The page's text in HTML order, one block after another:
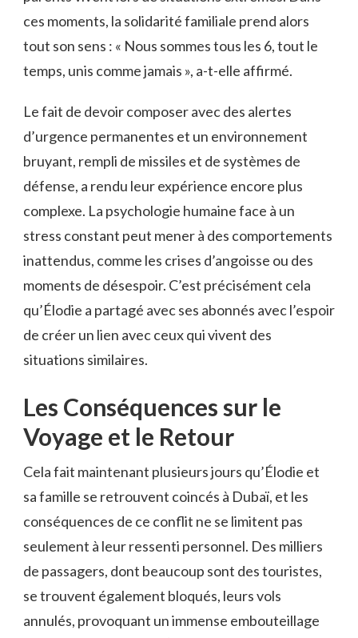
ces moments, la solidarité familiale prend alors
tout son sens : « Nous sommes tous les 6, tout le
temps, unis comme jamais », a-t-elle affirmé.
Le fait de devoir composer avec des alertes
d’urgence permanentes et un environnement
bruyant, rempli de missiles et de systèmes de
défense, a rendu leur expérience encore plus
complexe. La psychologie humaine face à un
stress constant peut mener à des comportements
inattendus, comme les crises d’angoisse ou des
moments de désespoir. C’est précisément cela
qu’Élodie a partagé avec ses abonnés avec l’espoir
de créer un lien avec ceux qui vivent des
situations similaires.
Les Conséquences sur le
Voyage et le Retour
Cela fait maintenant plusieurs jours qu’Élodie et
sa famille se retrouvent coincés à Dubaï, et les
conséquences de ce conflit ne se limitent pas
seulement à leur ressenti personnel. Des milliers
de passagers, dont beaucoup sont des touristes,
se trouvent également bloqués, leurs vols
annulés, provoquant un immense embouteillage